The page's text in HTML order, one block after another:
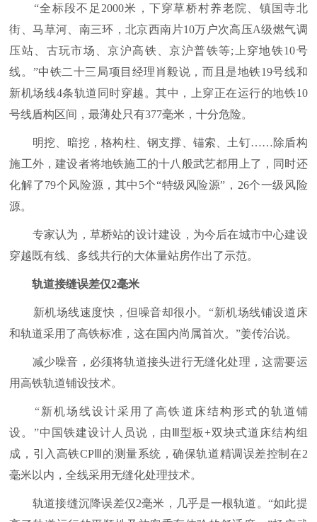
“全标段不足2000米，下穿草桥村养老院、镇国寺北
街、马草河、南三环，北京西南片10万户次高压A级燃气调
压站、古玩市场、京沪高铁、京沪普铁等;上穿地铁10号
线。”中铁二十三局项目经理肖毅说，而且是地铁19号线和
新机场线4条轨道同时穿越。其中，上穿正在运行的地铁10
号线盾构区间，最薄处只有377毫米，十分危险。
明挖、暗挖，格构柱、钢支撑、锚索、土钉……除盾构
施工外，建设者将地铁施工的十八般武艺都用上了，同时还
化解了79个风险源，其中5个“特级风险源”，26个一级风险
源。
专家认为，草桥站的设计建设，为今后在城市中心建设
穿越既有线、多线共行的大体量站房作出了示范。
轨道接缝误差仅2毫米
新机场线速度快，但噪音却很小。“新机场线铺设道床
和轨道采用了高铁标准，这在国内尚属首次。”姜传治说。
减少噪音，必须将轨道接头进行无缝化处理，这需要运
用高铁轨道铺设技术。
“新机场线设计采用了高铁道床结构形式的轨道铺
设。”中国铁建设计人员说，由Ⅲ型板+双块式道床结构组
成，引入高铁CPⅢ的测量系统，确保轨道精调误差控制在2
毫米以内，全线采用无缝化处理技术。
轨道接缝沉降误差仅2毫米，几乎是一根轨道。“如此提